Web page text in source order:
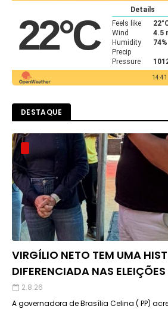
22°C
Details
Feels like
22
Wind
4.5
Humidity
74%
Precip
Pressure
DESTAQUE
VIRGÍLIO NETO TEM UMA
DIFERENCIADA NAS
2.8.26
A governadora de Brasília Celina ( PP)